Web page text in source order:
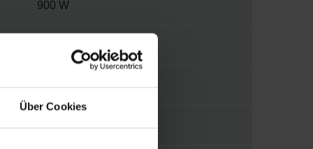
Über Cookies
900 W
2
M